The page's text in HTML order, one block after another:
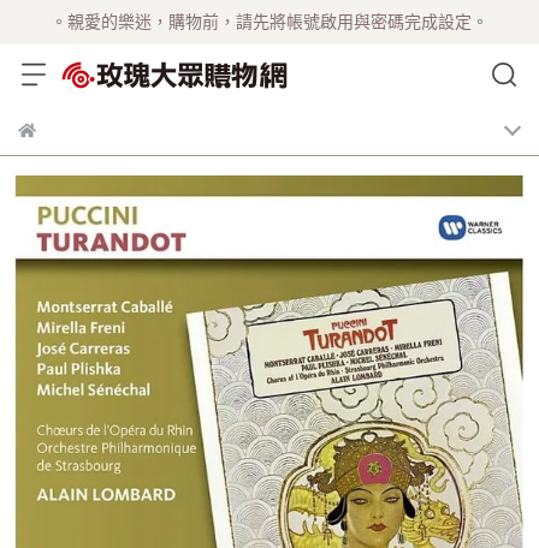
。親愛的樂迷，購物前，請先將帳號啟用與密碼完成設定。